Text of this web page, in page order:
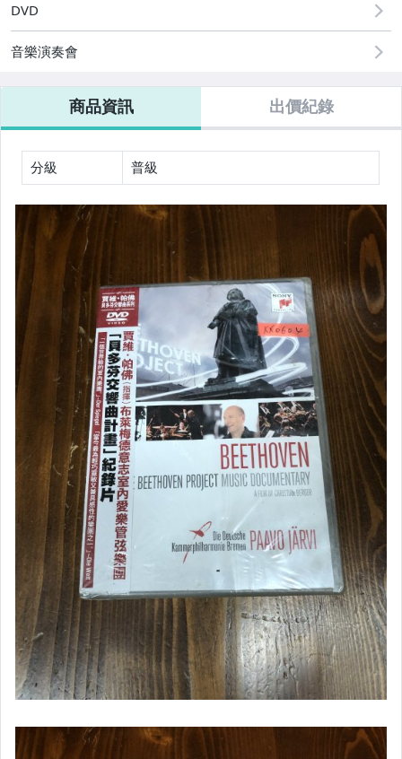
DVD
音樂演奏會
商品資訊 出價紀錄
分級 普級